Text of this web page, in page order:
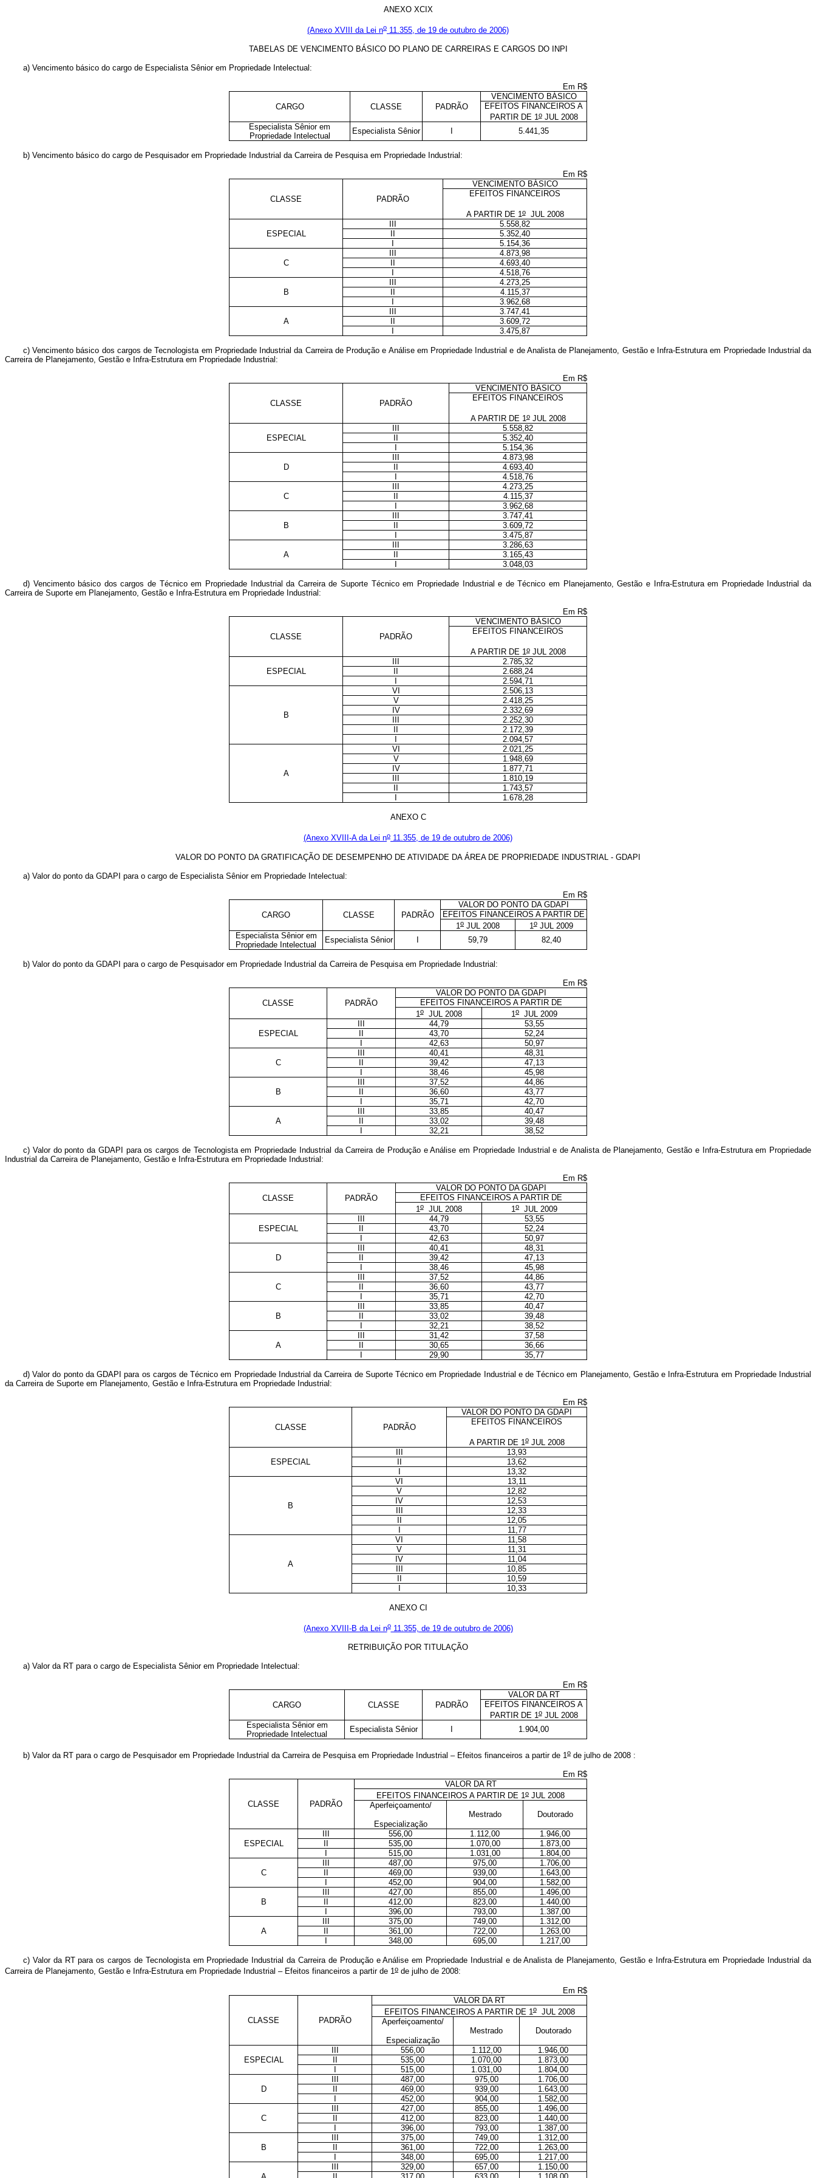
ANEXO XCIX
(Anexo XVIII da Lei no 11.355, de 19 de outubro de 2006)
TABELAS DE VENCIMENTO BÁSICO DO PLANO DE CARREIRAS E CARGOS DO INPI
a) Vencimento básico do cargo de Especialista Sênior em Propriedade Intelectual:
Em R$
CARGO CLASSE PADRÃO
VENCIMENTO BÁSICO
EFEITOS FINANCEIROS A
PARTIR DE 1oJUL 2008
Especialista Sênior em
Propriedade Intelectual
Especialista Sênior 5.441,35
b) Vencimento básico do cargo de Pesquisador em Propriedade Industrial da Carreira de Pesquisa em Propriedade Industrial:
Em R$
CLASSE PADRÃO
VENCIMENTO BÁSICO
EFEITOS FINANCEIROS
A PARTIR DE 1oJUL 2008
ESPECIAL
5.558,82
5.352,40
5.154,36
C
4.873,98
4.693,40
4.518,76
B
4.273,25
4.115,37
3.962,68
A
3.747,41
3.609,72
3.475,87
c) Vencimento básico dos cargos de Tecnologista em Propriedade Industrial da Carreira de Produção e Análise em Propriedade Industrial e de Analista de Planejamento, Gestão e Infra-Estrutura em Propriedade Industrial da
Carreira de Planejamento, Gestão e Infra-Estrutura em Propriedade Industrial:
Em R$
CLASSE PADRÃO
VENCIMENTO BÁSICO
EFEITOS FINANCEIROS
A PARTIR DE 1oJUL 2008
ESPECIAL
5.558,82
5.352,40
5.154,36
D
4.873,98
4.693,40
4.518,76
C
4.273,25
4.115,37
3.962,68
B
3.747,41
3.609,72
3.475,87
A
3.286,63
3.165,43
3.048,03
d) Vencimento básico dos cargos de Técnico em Propriedade Industrial da Carreira de Suporte Técnico em Propriedade Industrial e de Técnico em Planejamento, Gestão e Infra-Estrutura em Propriedade Industrial da
Carreira de Suporte em Planejamento, Gestão e Infra-Estrutura em Propriedade Industrial:
Em R$
CLASSE PADRÃO
VENCIMENTO BÁSICO
EFEITOS FINANCEIROS
A PARTIR DE 1oJUL 2008
ESPECIAL
2.785,32
2.688,24
2.594,71
B
VI
2.506,13
V
2.418,25
IV
2.332,69
2.252,30
2.172,39
2.094,57
A
VI
2.021,25
V
1.948,69
IV
1.877,71
1.810,19
1.743,57
1.678,28
ANEXO C
(Anexo XVIII-A da Lei no 11.355, de 19 de outubro de 2006)
VALOR DO PONTO DA GRATIFICAÇÃO DE DESEMPENHO DE ATIVIDADE DA ÁREA DE PROPRIEDADE INDUSTRIAL - GDAPI
a) Valor do ponto da GDAPI para o cargo de Especialista Sênior em Propriedade Intelectual:
Em R$
CARGO CLASSE PADRÃO
VALOR DO PONTO DA GDAPI
EFEITOS FINANCEIROS A PARTIR DE
1 o JUL 2008 1oJUL 2009
Especialista Sênior em
Propriedade Intelectual
Especialista Sênior I 59,79 82,40
b) Valor do ponto da GDAPI para o cargo de Pesquisador em Propriedade Industrial da Carreira de Pesquisa em Propriedade Industrial:
Em R$
CLASSE PADRÃO
VALOR DO PONTO DA GDAPI
EFEITOS FINANCEIROS A PARTIR DE
1oJUL 2008 1 o JUL 2009
ESPECIAL
III 44,79
53,55
II
43,70
52,24
I
42,63 50,97
C
III 40,41
48,31
II
39,42
47,13
I
38,46 45,98
B
III 37,52
44,86
II
36,60
43,77
I
35,71 42,70
A
III 33,85
40,47
II
33,02
39,48
I
32,21 38,52
c) Valor do ponto da GDAPI para os cargos de Tecnologista em Propriedade Industrial da Carreira de Produção e Análise em Propriedade Industrial e de Analista de Planejamento, Gestão e Infra-Estrutura em Propriedade
Industrial da Carreira de Planejamento, Gestão e Infra-Estrutura em Propriedade Industrial:
Em R$
CLASSE PADRÃO
VALOR DO PONTO DA GDAPI
EFEITOS FINANCEIROS A PARTIR DE
1oJUL 2008 1 o JUL 2009
ESPECIAL
III 44,79
53,55
II
43,70
52,24
I
42,63 50,97
D
III 40,41
48,31
II
39,42
47,13
I
38,46 45,98
C
III 37,52
44,86
II
36,60
43,77
I
35,71 42,70
B
III 33,85
40,47
II
33,02
39,48
I
32,21 38,52
A
III 31,42
37,58
II
30,65
36,66
I
29,90 35,77
d) Valor do ponto da GDAPI para os cargos de Técnico em Propriedade Industrial da Carreira de Suporte Técnico em Propriedade Industrial e de Técnico em Planejamento, Gestão e Infra-Estrutura em Propriedade Industrial
da Carreira de Suporte em Planejamento, Gestão e Infra-Estrutura em Propriedade Industrial:
Em R$
CLASSE PADRÃO
VALOR DO PONTO DA GDAPI
EFEITOS FINANCEIROS
A PARTIR DE 1oJUL 2008
ESPECIAL
III
13,93
II
13,62
I
13,32
B
VI
13,11
V
12,82
IV
12,53
III
12,33
II
12,05
I
11,77
A
VI
11,58
V
11,31
IV
11,04
III
10,85
II
10,59
I
10,33
ANEXO CI
(Anexo XVIII-B da Lei no11.355, de 19 de outubro de 2006)
RETRIBUIÇÃO POR TITULAÇÃO
a) Valor da RT para o cargo de Especialista Sênior em Propriedade Intelectual:
Em R$
CARGO CLASSE PADRÃO
VALOR DA RT
EFEITOS FINANCEIROS A
PARTIR DE 1oJUL 2008
Especialista Sênior em
Propriedade Intelectual
Especialista Sênior 1.904,00
b) Valor da RT para o cargo de Pesquisador em Propriedade Industrial da Carreira de Pesquisa em Propriedade Industrial – Efeitos financeiros a partir de 1o de julho de 2008 :
Em R$
CLASSE PADRÃO
VALOR DA RT
EFEITOS FINANCEIROS A PARTIR DE 1o JUL 2008
Aperfeiçoamento/
Especialização
Mestrado Doutorado
ESPECIAL
556,00 1.112,00
1.946,00
535,00 1.070,00
1.873,00
515,00 1.031,00 1.804,00
C
487,00 975,00
1.706,00
469,00 939,00
1.643,00
452,00 904,00 1.582,00
B
427,00 855,00
1.496,00
412,00 823,00
1.440,00
396,00 793,00 1.387,00
A
375,00 749,00
1.312,00
361,00 722,00
1.263,00
348,00 695,00 1.217,00
c) Valor da RT para os cargos de Tecnologista em Propriedade Industrial da Carreira de Produção e Análise em Propriedade Industrial e de Analista de Planejamento, Gestão e Infra-Estrutura em Propriedade Industrial da
Carreira de Planejamento, Gestão e Infra-Estrutura em Propriedade Industrial – Efeitos financeiros a partir de 1o de julho de 2008:
Em R$
CLASSE PADRÃO
VALOR DA RT
EFEITOS FINANCEIROS A PARTIR DE 1oJUL 2008
Aperfeiçoamento/
Especialização
Mestrado Doutorado
ESPECIAL
III 556,00 1.112,00
1.946,00
II
535,00 1.070,00
1.873,00
I
515,00 1.031,00 1.804,00
D
III 487,00 975,00
1.706,00
II
469,00 939,00
1.643,00
I
452,00 904,00 1.582,00
C
III 427,00 855,00
1.496,00
II
412,00 823,00
1.440,00
I
396,00 793,00 1.387,00
B
III 375,00 749,00
1.312,00
II
361,00 722,00
1.263,00
I
348,00 695,00 1.217,00
III 329,00 657,00
1.150,00